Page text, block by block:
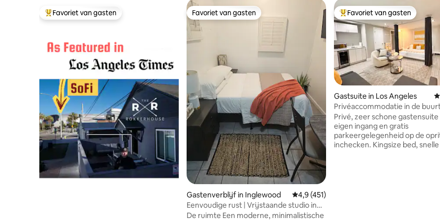
Topfavoriet van gasten
Favoriet van gasten Favoriet van gasten
Favoriet van gasten
Gastenverblijf in Inglewood Gemiddelde beoordeling van 4,9 op 5, 451
4,9 (451)
Eenvoudige rust | Vrijstaande studio in
de buurt van SoFi, LAX
De ruimte Een moderne, minimalistische
Topfavoriet van gasten
Favoriet van gasten
Gastsuite in Los Angeles
Privéaccommodatie in de
SoFi Gratis parkeergelegenheid
terrein Kingsize bed
Privé, zeer schone
eigen ingang en gratis
parkeergelegenheid op de
inchecken. Kingsize bed,